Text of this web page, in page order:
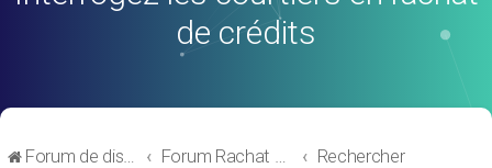
de crédits
Forum de discussions sur le Regroupement de Crédits et le Rachat de Crédits Forum Rachat de Crédits Rechercher